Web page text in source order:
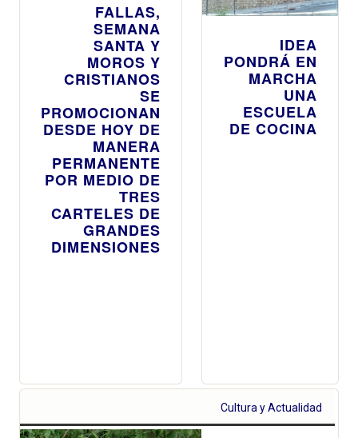
FALLAS,
SEMANA
SANTA Y
MOROS Y
CRISTIANOS
SE
PROMOCIONAN
DESDE HOY DE
MANERA
PERMANENTE
POR MEDIO DE
TRES
CARTELES DE
GRANDES
DIMENSIONES
IDEA
PONDRÁ EN
MARCHA
UNA
ESCUELA
DE COCINA
Cultura y Actualidad